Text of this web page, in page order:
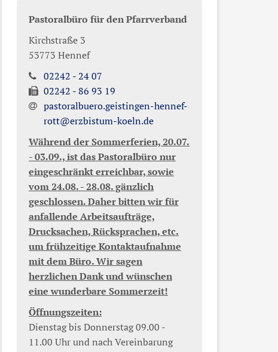
Pastoralbüro für den Pfarrverband
Kirchstraße 3
53773 Hennef
02242 - 24 07
02242 - 86 93 19
pastoralbuero.geistingen-hennef-
rott@erzbistum-koeln.de
Während der Sommerferien, 20.07.
- 03.09., ist das Pastoralbüro nur
eingeschränkt erreichbar, sowie
vom 24.08. - 28.08. gänzlich
geschlossen. Daher bitten wir für
anfallende Arbeitsaufträge,
Drucksachen, Rücksprachen, etc.
um frühzeitige Kontaktaufnahme
mit dem Büro. Wir sagen
herzlichen Dank und wünschen
eine wunderbare Sommerzeit!
Öffnungszeiten:
Dienstag bis Donnerstag 09.00 -
11.00 Uhr und nach Vereinbarung